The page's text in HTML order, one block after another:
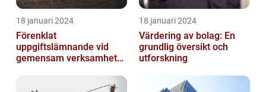
18 januari 2024
Förenklat
uppgiftslämnande vid
gemensam verksamhet
18 januari 2024
Värdering av bolag: En
grundlig översikt och
utforskning